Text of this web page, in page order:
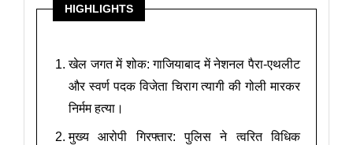
HIGHLIGHTS
खेल जगत में शोक: गाजियाबाद में नेशनल पैरा-एथलीट
और स्वर्ण पदक विजेता चिराग त्यागी की गोली मारकर
निर्मम हत्या।
मुख्य आरोपी गिरफ्तार: पुलिस ने त्वरित विधिक